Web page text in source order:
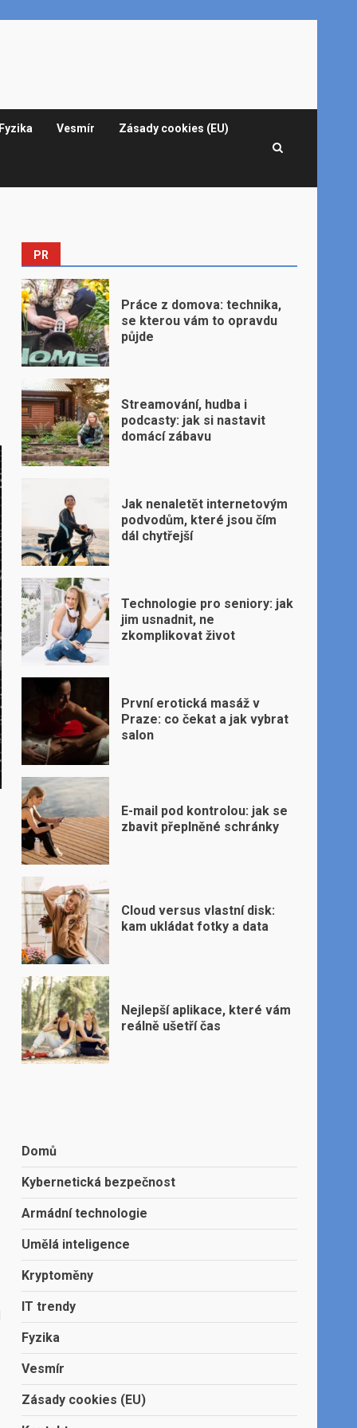
Vesmír Zásady cookies (EU)
PR
Práce z domova: technika,
se kterou vám to opravdu
půjde
Streamování, hudba i
podcasty: jak si nastavit
domácí zábavu
Jak nenaletět internetovým
podvodům, které jsou čím
dál chytřejší
Technologie pro seniory: jak
jim usnadnit, ne
zkomplikovat život
První erotická masáž v
Praze: co čekat a jak vybrat
salon
E-mail pod kontrolou: jak se
zbavit přeplněné schránky
Cloud versus vlastní disk:
kam ukládat fotky a data
Nejlepší aplikace, které vám
reálně ušetří čas
Domů
Kybernetická bezpečnost
Armádní technologie
Umělá inteligence
Kryptoměny
IT trendy
Fyzika
Vesmír
Zásady cookies (EU)